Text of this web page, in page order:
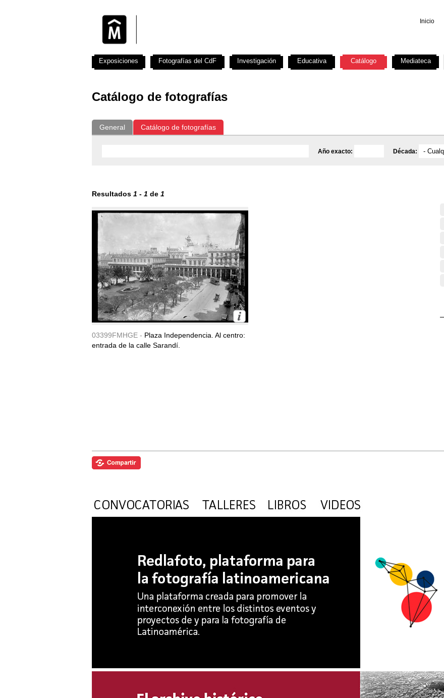
Inicio
Catálogo de fotografías
General Catálogo de fotografías
Año exacto: Década:
Resultados 1 - 1 de 1
03399FMHGE - Plaza Independencia. Al centro:
entrada de la calle Sarandí.
Exposiciones Fotografías del CdF Investigación Educativa Catálogo Mediateca